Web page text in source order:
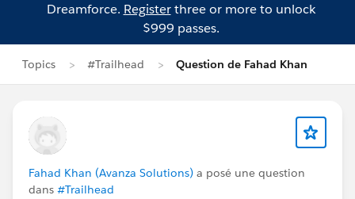
Dreamforce. Registerthree or more to unlock
$999 passes.
Topics #Trailhead Question de Fahad Khan
Fahad Khan (Avanza Solutions) a posé une question
dans #Trailhead